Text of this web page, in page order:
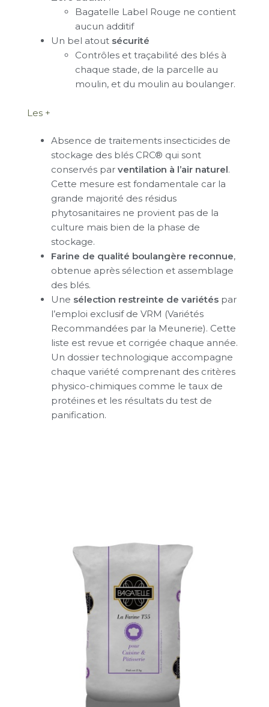
Bagatelle Label Rouge ne contient
aucun additif
Un bel atout sécurité
Contrôles et traçabilité des blés à
chaque stade, de la parcelle au
moulin, et du moulin au boulanger.
Les +
Absence de traitements insecticides de
stockage des blés CRC® qui sont
conservés par ventilation à l’air naturel.
Cette mesure est fondamentale car la
grande majorité des résidus
phytosanitaires ne provient pas de la
culture mais bien de la phase de
stockage.
Farine de qualité boulangère reconnue,
obtenue après sélection et assemblage
des blés.
Une sélection restreinte de variétés par
l’emploi exclusif de VRM (Variétés
Recommandées par la Meunerie). Cette
liste est revue et corrigée chaque année.
Un dossier technologique accompagne
chaque variété comprenant des critères
physico-chimiques comme le taux de
protéines et les résultats du test de
panification.